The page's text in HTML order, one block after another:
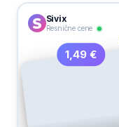
Sivix
Resnične cene
1,49 €